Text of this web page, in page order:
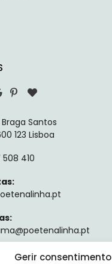
Gerir consentimento
Santos
123 Lisboa
508 410